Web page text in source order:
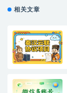
相关文章